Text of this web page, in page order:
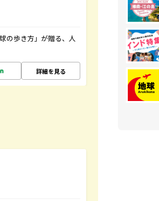
の歩き方」が贈る、人
詳細を見る